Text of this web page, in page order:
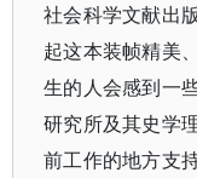
社会科学文献出
起这本装帧精美
生的人会感到一
研究所及其史学
前工作的地方支